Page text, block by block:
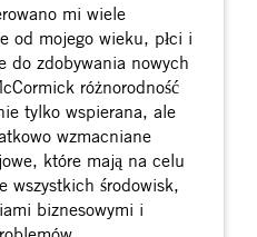
mi wiele
od mojego wieku, płci i
do zdobywania nowych
różnorodność
tylko wspierana, ale
wzmacniane
które mają na celu
wszystkich środowisk,
biznesowymi i